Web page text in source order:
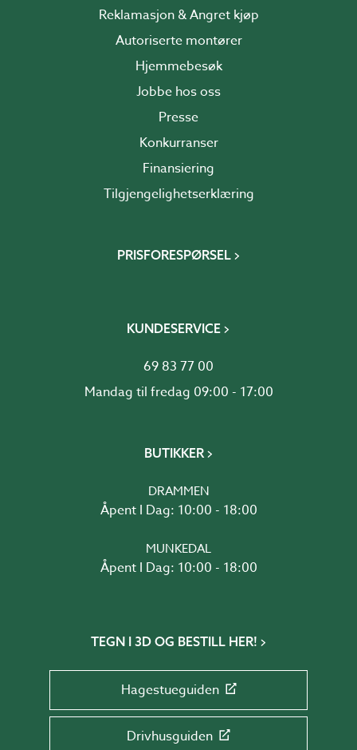
Reklamasjon & Angret kjøp
Autoriserte montører
Hjemmebesøk
Jobbe hos oss
Presse
Konkurranser
Finansiering
Tilgjengelighetserklæring
PRISFORESPØRSEL
KUNDESERVICE
69 83 77 00
Mandag til fredag 09:00 - 17:00
BUTIKKER
DRAMMEN
Åpent I Dag: 10:00 - 18:00
MUNKEDAL
Åpent I Dag: 10:00 - 18:00
TEGN I 3D OG BESTILL HER!
Hagestueguiden
Drivhusguiden